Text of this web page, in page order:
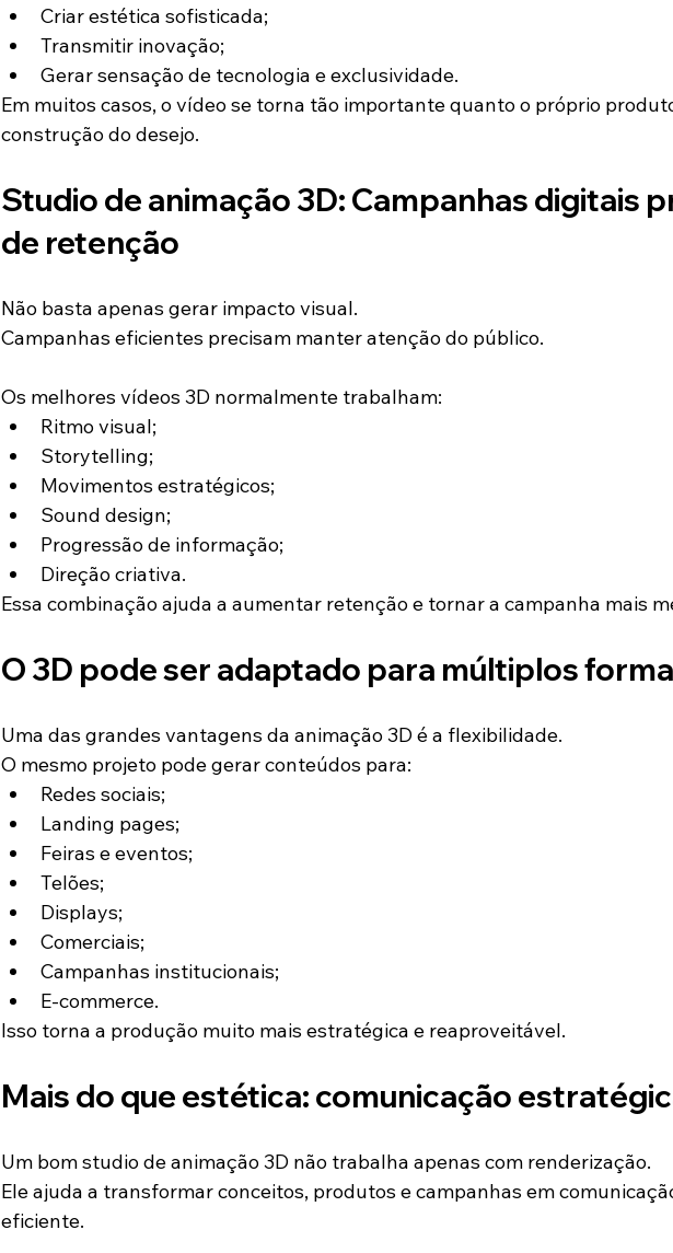
Criar estética sofisticada;
Transmitir inovação;
Gerar sensação de tecnologia e exclusividade.
Em muitos casos, o vídeo se torna tão importante quanto o próprio
construção do desejo.
Studio de animação 3D: Campanhas digitais
de retenção
Não basta apenas gerar impacto visual.
Campanhas eficientes precisam manter atenção do público.
Os melhores vídeos 3D normalmente trabalham:
Ritmo visual;
Storytelling;
Movimentos estratégicos;
Sound design;
Progressão de informação;
Direção criativa.
Essa combinação ajuda a aumentar retenção e tornar a campanha mais
O 3D pode ser adaptado para múltiplos
Uma das grandes vantagens da animação 3D é a flexibilidade.
O mesmo projeto pode gerar conteúdos para:
Redes sociais;
Landing pages;
Feiras e eventos;
Telões;
Displays;
Comerciais;
Campanhas institucionais;
E-commerce.
Isso torna a produção muito mais estratégica e reaproveitável.
Mais do que estética: comunicação
Um bom studio de animação 3D não trabalha apenas com renderização.
Ele ajuda a transformar conceitos, produtos e campanhas em
eficiente.